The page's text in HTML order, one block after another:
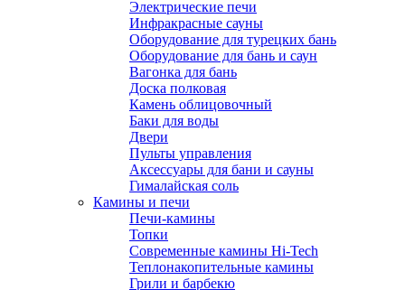
Электрические печи
Инфракрасные сауны
Оборудование для турецких бань
Оборудование для бань и саун
Вагонка для бань
Доска полковая
Камень облицовочный
Баки для воды
Двери
Пульты управления
Аксессуары для бани и сауны
Гималайская соль
Камины и печи
Печи-камины
Топки
Современные камины Hi-Tech
Теплонакопительные камины
Грили и барбекю